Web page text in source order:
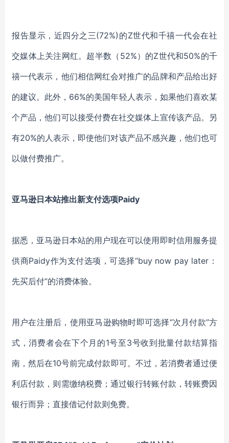
报告显示，近四分之三(72%)的Z世代和千禧一代会在社
交媒体上关注网红。超半数（52%）的Z世代和50%的千
禧一代表示，他们相信网红会对推广的品牌和产品给出好
的建议。此外，66%的美国年轻人表示，如果他们喜欢某
个产品，他们可以接受付费在社交媒体上宣传该产品。另
有20%的人表示，即使他们对该产品不感兴趣，他们也可
以做付费推广。
亚马逊日本站推出新支付选项Paidy
据悉，亚马逊日本站的用户现在可以使用即时信用服务提
供商Paidy作为支付选项，可选择“buy now pay later：
先买后付”的消费体验。
用户在注册后，使用亚马逊购物时即可选择“次月付款”方
式，消费者会在下个月的1号至3号收到批量付款结算指
南，然后在10号前完成付款即可。不过，若消费者通过便
利店付款，则需缴纳税费；通过银行转账付款，转账费因
银行而异；直接借记付款则免费。